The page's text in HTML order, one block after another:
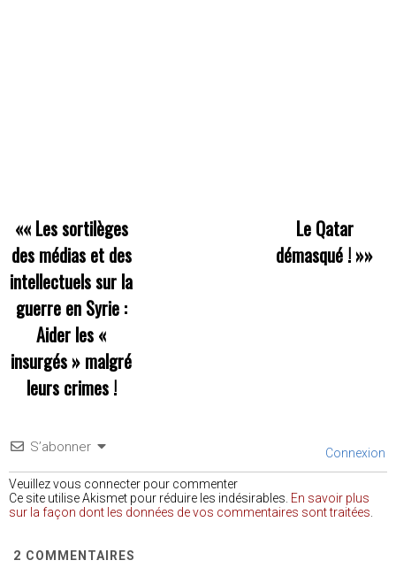
«« Les sortilèges
des médias et des
intellectuels sur la
guerre en Syrie :
Aider les «
insurgés » malgré
leurs crimes !
Le Qatar
démasqué ! »»
S’abonner Connexion
Veuillez vous connecter pour commenter
Ce site utilise Akismet pour réduire les indésirables. En savoir plus
sur la façon dont les données de vos commentaires sont traitées
2 COMMENTAIRES